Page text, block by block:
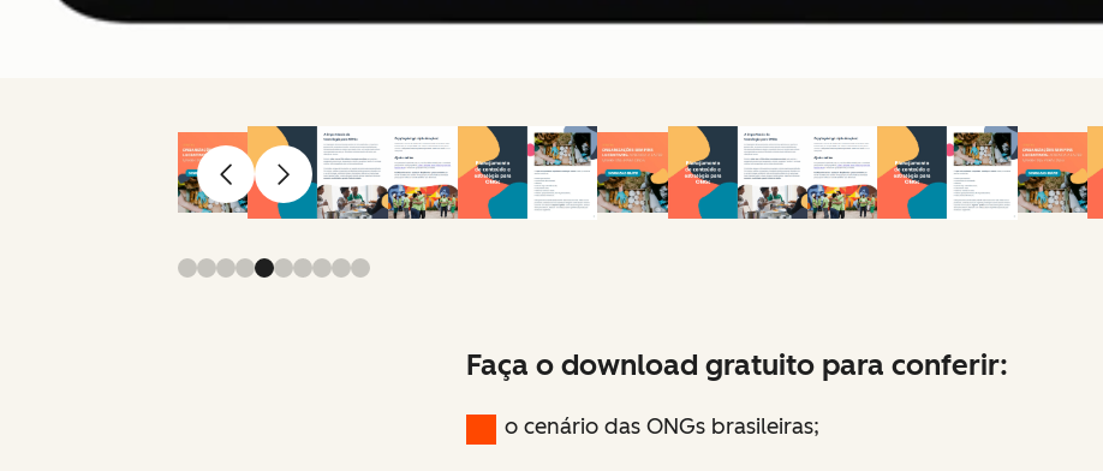
AnteriorAvançar
Faça o download gratuito para conferir:
o cenário das ONGs brasileiras;